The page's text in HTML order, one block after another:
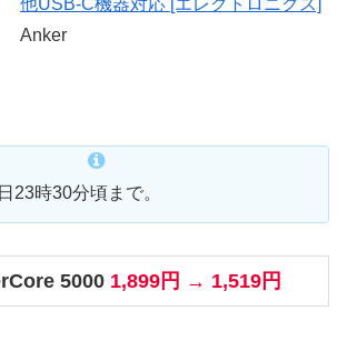
Anker
23時30分頃まで。
5000 1,899円 → 1,519円